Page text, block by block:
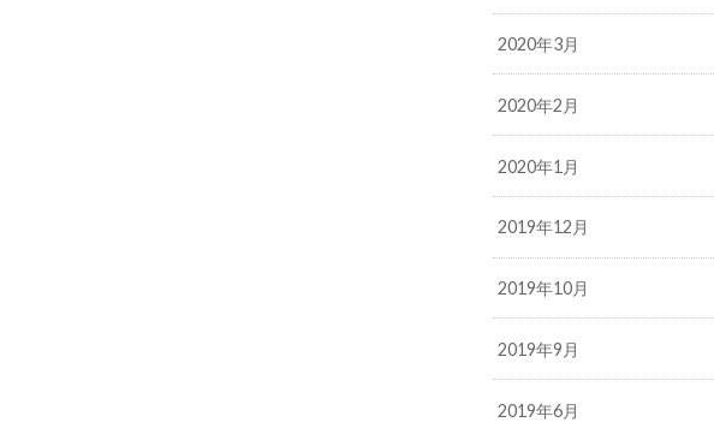
2020年3月
2020年2月
2020年1月
2019年12月
2019年10月
2019年9月
2019年6月